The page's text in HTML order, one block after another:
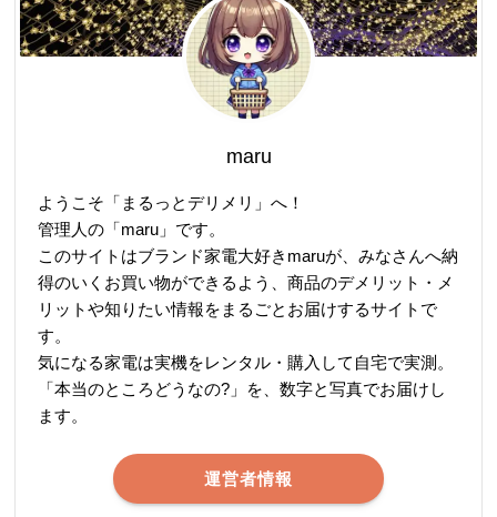
maru
ようこそ「まるっとデリメリ」へ！
管理人の「maru」です。
このサイトはブランド家電大好きmaruが、みなさんへ納
得のいくお買い物ができるよう、商品のデメリット・メ
リットや知りたい情報をまるごとお届けするサイトで
す。
気になる家電は実機をレンタル・購入して自宅で実測。
「本当のところどうなの?」を、数字と写真でお届けし
ます。
運営者情報